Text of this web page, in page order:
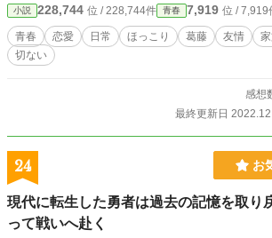
小説 228,744 位 / 228,744件 青春 7,919 位 / 7,919
青春 恋愛 日常 ほっこり 葛藤 友情
切ない
感想
最終更新日
24 お
現代に転生した勇者は過去の記憶を取り
って戦いへ赴く